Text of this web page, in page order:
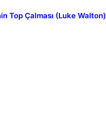
Top Çalması (Luke Walton)